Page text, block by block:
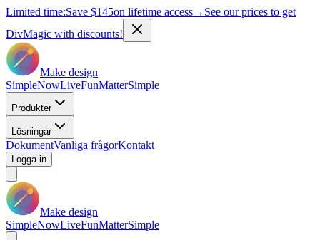
Limited time:Save $145on lifetime access→ See our prices to get
DivMagic with discounts!
Make design
SimpleNowLiveFunMatterSimple
Produkter
Lösningar
DokumentVanliga frågorKontakt
Logga in
Make design
SimpleNowLiveFunMatterSimple